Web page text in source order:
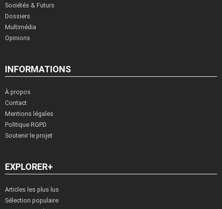
Sociétés & Futurs
Dossiers
Multimédia
Opinions
INFORMATIONS
À propos
Contact
Mentions légales
Politique RGPD
Soutenir le projet
EXPLORER+
Articles les plus lus
Sélection populaire